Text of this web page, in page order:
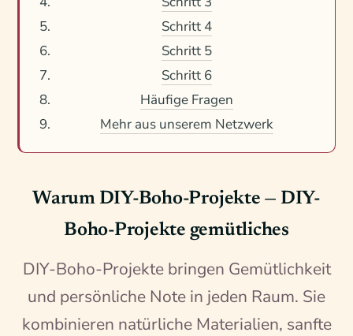
Schritt 4
Schritt 5
Schritt 6
Häufige Fragen
Mehr aus unserem Netzwerk
Warum DIY-Boho-Projekte — DIY-
Boho-Projekte gemütliches
DIY-Boho-Projekte bringen Gemütlichkeit
und persönliche Note in jeden Raum. Sie
kombinieren natürliche Materialien, sanfte